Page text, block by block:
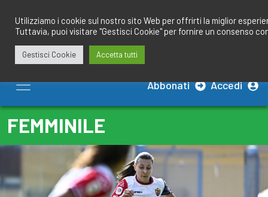
contenuto
Abbonati Accedi
FEMMINILE
Utilizziamo i cookie sul nostro sito Web per offrirti la miglior
Tuttavia, puoi visitare "Gestisci Cookie" per fornire un consenso
Gestisci Cookie Accetta tutti